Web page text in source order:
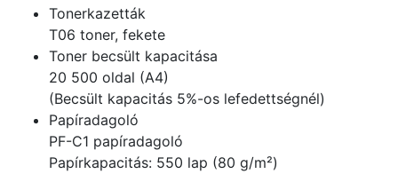
Tonerkazetták
T06 toner, fekete
Toner becsült kapacitása
20 500 oldal (A4)
(Becsült kapacitás 5%-os lefedettségnél)
Papíradagoló
PF-C1 papíradagoló
Papírkapacitás: 550 lap (80 g/m²)